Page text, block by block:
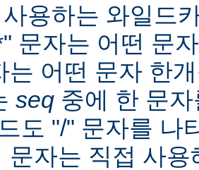
용하는 와일드
문자는 어떤 문
는 어떤 문자 한
seq 중에 한 문
도 "/" 문자를 나
문자는 직접 사용